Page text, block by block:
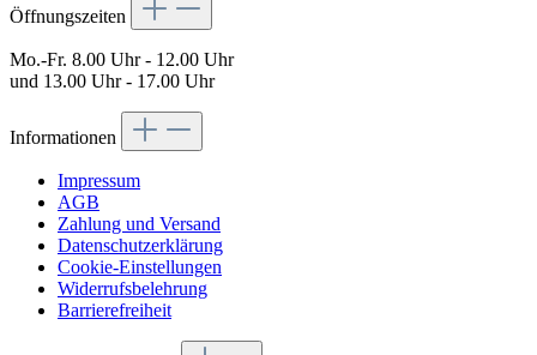
Öffnungszeiten
Mo.-Fr. 8.00 Uhr - 12.00 Uhr
und 13.00 Uhr - 17.00 Uhr
Informationen
Impressum
AGB
Zahlung und Versand
Datenschutzerklärung
Cookie-Einstellungen
Widerrufsbelehrung
Barrierefreiheit